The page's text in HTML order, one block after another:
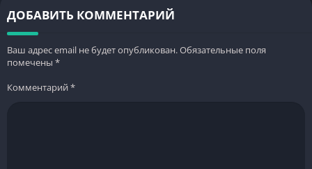
ДОБАВИТЬ КОММЕНТАРИЙ
Ваш адрес email не будет опубликован.Обязательные поля
помечены *
Комментарий*